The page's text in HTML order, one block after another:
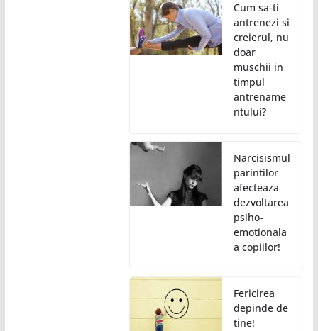
Cum sa-ti
antrenezi si
creierul, nu
doar
muschii in
timpul
antrename
ntului?
Narcisismul
parintilor
afecteaza
dezvoltarea
psiho-
emotionala
a copiilor!
Fericirea
depinde de
tine!